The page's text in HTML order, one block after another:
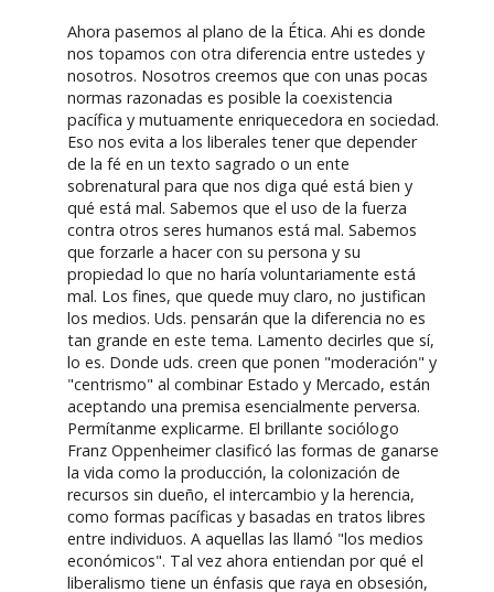
Ahora pasemos al plano de la Ética. Ahi es donde
nos topamos con otra diferencia entre ustedes y
nosotros. Nosotros creemos que con unas pocas
normas razonadas es posible la coexistencia
pacífica y mutuamente enriquecedora en sociedad.
Eso nos evita a los liberales tener que depender
de la fé en un texto sagrado o un ente
sobrenatural para que nos diga qué está bien y
qué está mal. Sabemos que el uso de la fuerza
contra otros seres humanos está mal. Sabemos
que forzarle a hacer con su persona y su
propiedad lo que no haría voluntariamente está
mal. Los fines, que quede muy claro, no justifican
los medios. Uds. pensarán que la diferencia no es
tan grande en este tema. Lamento decirles que sí,
lo es. Donde uds. creen que ponen "moderación" y
"centrismo" al combinar Estado y Mercado, están
aceptando una premisa esencialmente perversa.
Permítanme explicarme. El brillante sociólogo
Franz Oppenheimer clasificó las formas de ganarse
la vida como la producción, la colonización de
recursos sin dueño, el intercambio y la herencia,
como formas pacíficas y basadas en tratos libres
entre individuos. A aquellas las llamó "los medios
económicos". Tal vez ahora entiendan por qué el
liberalismo tiene un énfasis que raya en obsesión,